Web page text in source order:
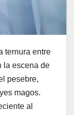
ternura entre
la escena de
pesebre,
magos.
al